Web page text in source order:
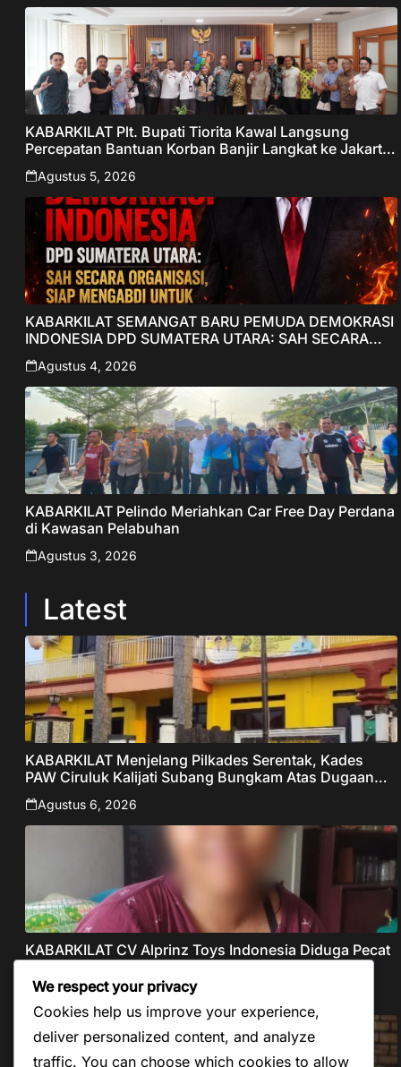
KABARKILAT Plt. Bupati Tiorita Kawal Langsung
Percepatan Bantuan Korban Banjir Langkat ke Jakarta
– Sentralberita
Agustus 5, 2026
KABARKILAT SEMANGAT BARU PEMUDA DEMOKRASI
INDONESIA DPD SUMATERA UTARA: SAH SECARA
ORGANISASI, SIAP MENGABDI UNTUK RAKYAT DAN
INDONESIA
Agustus 4, 2026
KABARKILAT Pelindo Meriahkan Car Free Day Perdana
di Kawasan Pelabuhan
Agustus 3, 2026
Latest
KABARKILAT Menjelang Pilkades Serentak, Kades
PAW Ciruluk Kalijati Subang Bungkam Atas Dugaan
Pungli dan Nepotisme Yang Disorot Warganet
Agustus 6, 2026
KABARKILAT CV Alprinz Toys Indonesia Diduga Pecat
Agustus 5, 2026
We respect your privacy
Cookies help us improve your experience,
deliver personalized content, and analyze
traffic. You can choose which cookies to allow